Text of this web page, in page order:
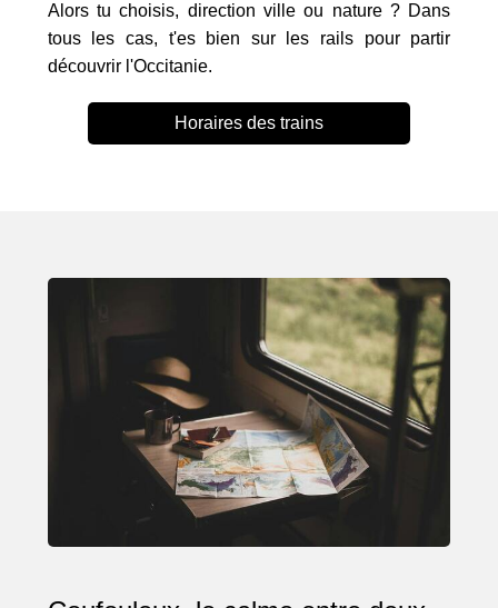
Alors tu choisis, direction ville ou nature ? Dans
tous les cas, t'es bien sur les rails pour partir
découvrir l'Occitanie.
Horaires des trains